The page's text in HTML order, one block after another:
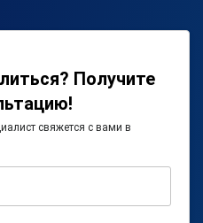
Получите
свяжется с вами в